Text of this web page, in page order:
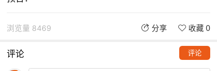
浏览量 8469 分享 收藏 0
评论 评论